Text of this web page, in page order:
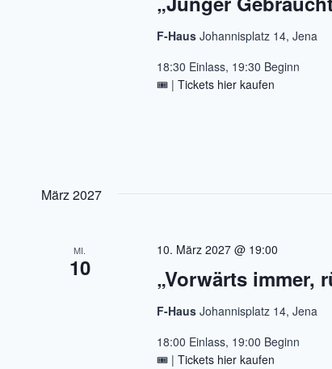
F-HausJohannisplatz 14, Jena
18:30 Einlass, 19:30 Beginn
🎟️ |Tickets hier kaufen
März 2027
MI.
10 „Vorwärts immer,
10. März 2027 @ 19:00
F-HausJohannisplatz 14, Jena
18:00 Einlass, 19:00 Beginn
🎟️ |Tickets hier kaufen